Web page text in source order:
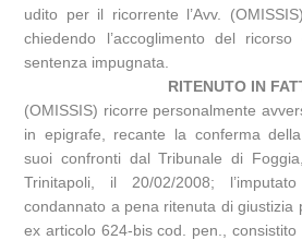
udito per il ricorrente l’Avv.
chiedendo l’accoglimento del ricorso
sentenza impugnata.
RITENUTO IN
(OMISSIS) ricorre personalmente
in epigrafe, recante la conferma
suoi confronti dal Tribunale di
Trinitapoli, il 20/02/2008;
condannato a pena ritenuta di giustizia
ex articolo 624-bis cod. pen.,